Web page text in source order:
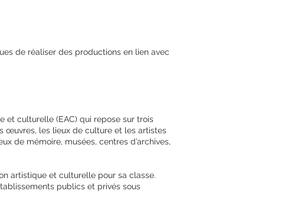
de réaliser des productions en lien avec
et culturelle (EAC) qui repose sur trois
œuvres, les lieux de culture et les artistes
de mémoire, musées, centres d’archives,
artistique et culturelle pour sa classe.
publics et privés sous